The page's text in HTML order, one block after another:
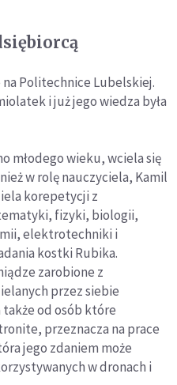
Politechnice Lubelskiej.
i już jego wiedza była
młodego wieku, wciela się
w rolę nauczyciela, Kamil
korepetycji z
fizyki, biologii,
elektrotechniki i
kostki Rubika.
zarobione z
przez siebie
od osób które
przeznacza na prace
jego zdaniem może
w dronach i